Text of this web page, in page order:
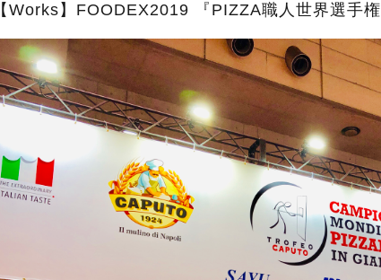
【Works】FOODEX2019 『PIZZA職人世界選手